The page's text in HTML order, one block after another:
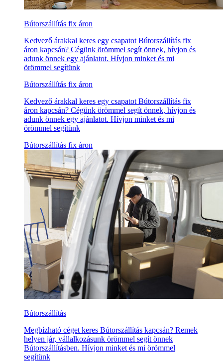
Bútorszállítás fix áron
Kedvező árakkal keres egy csapatot Bútorszállítás fix
áron kapcsán? Cégünk örömmel segít önnek, hívjon és
adunk önnek egy ajánlatot. Hívjon minket és mi
örömmel segítünk
Bútorszállítás fix áron
Kedvező árakkal keres egy csapatot Bútorszállítás fix
áron kapcsán? Cégünk örömmel segít önnek, hívjon és
adunk önnek egy ajánlatot. Hívjon minket és mi
örömmel segítünk
Bútorszállítás fix áron
Bútorszállítás
Megbízható céget keres Bútorszállítás kapcsán? Remek
helyen jár, vállalkozásunk örömmel segít önnek
Bútorszállításben. Hívjon minket és mi örömmel
segítünk